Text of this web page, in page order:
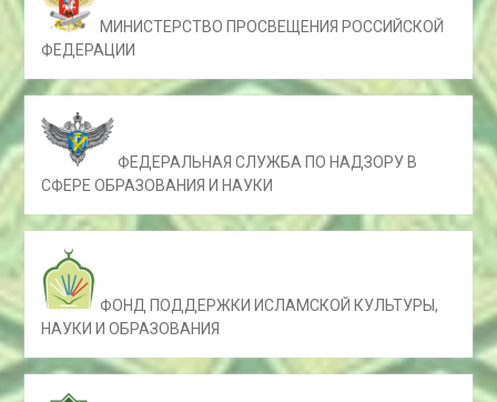
МИНИСТЕРСТВО ПРОСВЕЩЕНИЯ РОССИЙСКОЙ
ФЕДЕРАЦИИ
ФЕДЕРАЛЬНАЯ СЛУЖБА ПО НАДЗОРУ В
СФЕРЕ ОБРАЗОВАНИЯ И НАУКИ
ФОНД ПОДДЕРЖКИ ИСЛАМСКОЙ КУЛЬТУРЫ,
НАУКИ И ОБРАЗОВАНИЯ